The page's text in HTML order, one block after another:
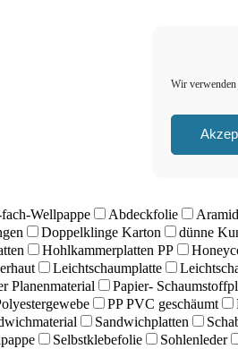
Wir verwenden
Wellpappe Abdeckfolie
Doppelklinge Karton dünne
Hohlkammerplatten PP
Leichtschaumplatte
Planenmaterial Papier-
PP PVC geschäumt
Sandwichplatten
Selbstklebefolie Sohlenleder